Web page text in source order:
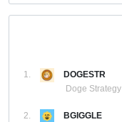
1.
DOGESTR
Doge Strategy
2.
BGIGGLE